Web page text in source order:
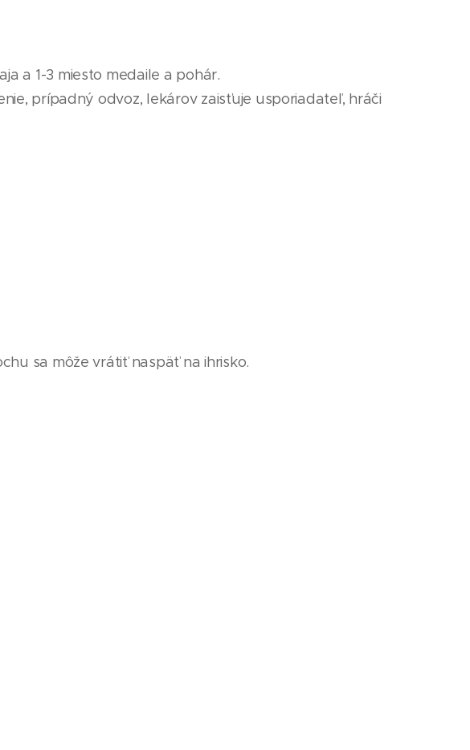
a 1-3 miesto medaile a pohár.
prípadný odvoz, lekárov zaisťuje usporiadateľ, hráči
sa môže vrátiť naspäť na ihrisko.